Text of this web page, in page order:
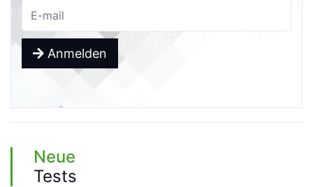
Anmelden
Neue
Tests